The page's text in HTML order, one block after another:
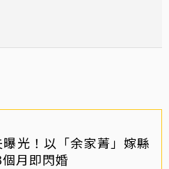
光！以「余家菁」嫁縣
月即閃婚